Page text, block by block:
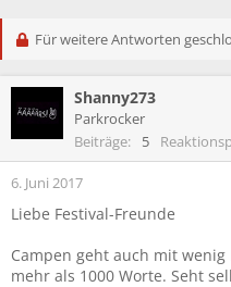
l
e
r
l
a
m
g
e
Für weitere Antworten
Shanny273
Parkrocker
Beiträge
5
6. Juni 2017
Liebe Festival-Freunde
Campen geht auch mit
mehr als 1000 Worte. Seht